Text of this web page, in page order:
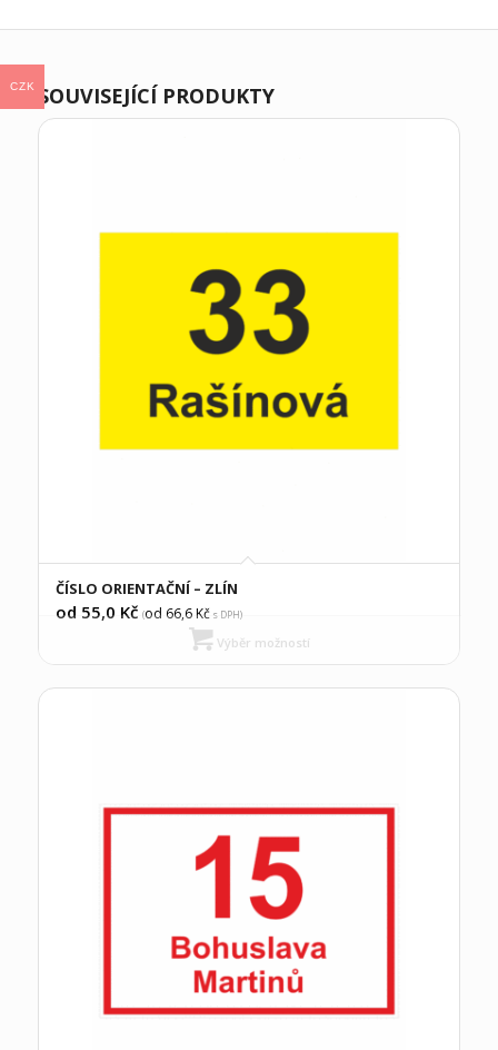
SOUVISEJÍCÍ PRODUKTY
ČÍSLO ORIENTAČNÍ – ZLÍN
od 55,0 Kč (od 66,6Kčs DPH)
Výběr možností
CZK